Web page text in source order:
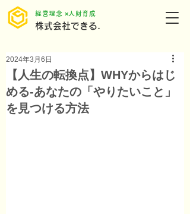
株式会社できる.
​経営理念 ×人財育成
【人生の転換点】WHYからはじ
める‐あなたの「やりたいこと」
を見つける方法
2024年3月6日